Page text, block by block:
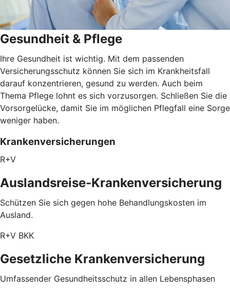
Gesundheit & Pflege
Ihre Gesundheit ist wichtig. Mit dem passenden
Versicherungsschutz können Sie sich im Krankheitsfall
darauf konzentrieren, gesund zu werden. Auch beim
Thema Pflege lohnt es sich vorzusorgen. Schließen Sie die
Vorsorgelücke, damit Sie im möglichen Pflegfall eine Sorge
weniger haben.
Krankenversicherungen
R+V
Auslandsreise-Krankenversicherung
Schützen Sie sich gegen hohe Behandlungskosten im
Ausland.
R+V BKK
Gesetzliche Krankenversicherung
Umfassender Gesundheitsschutz in allen Lebensphasen